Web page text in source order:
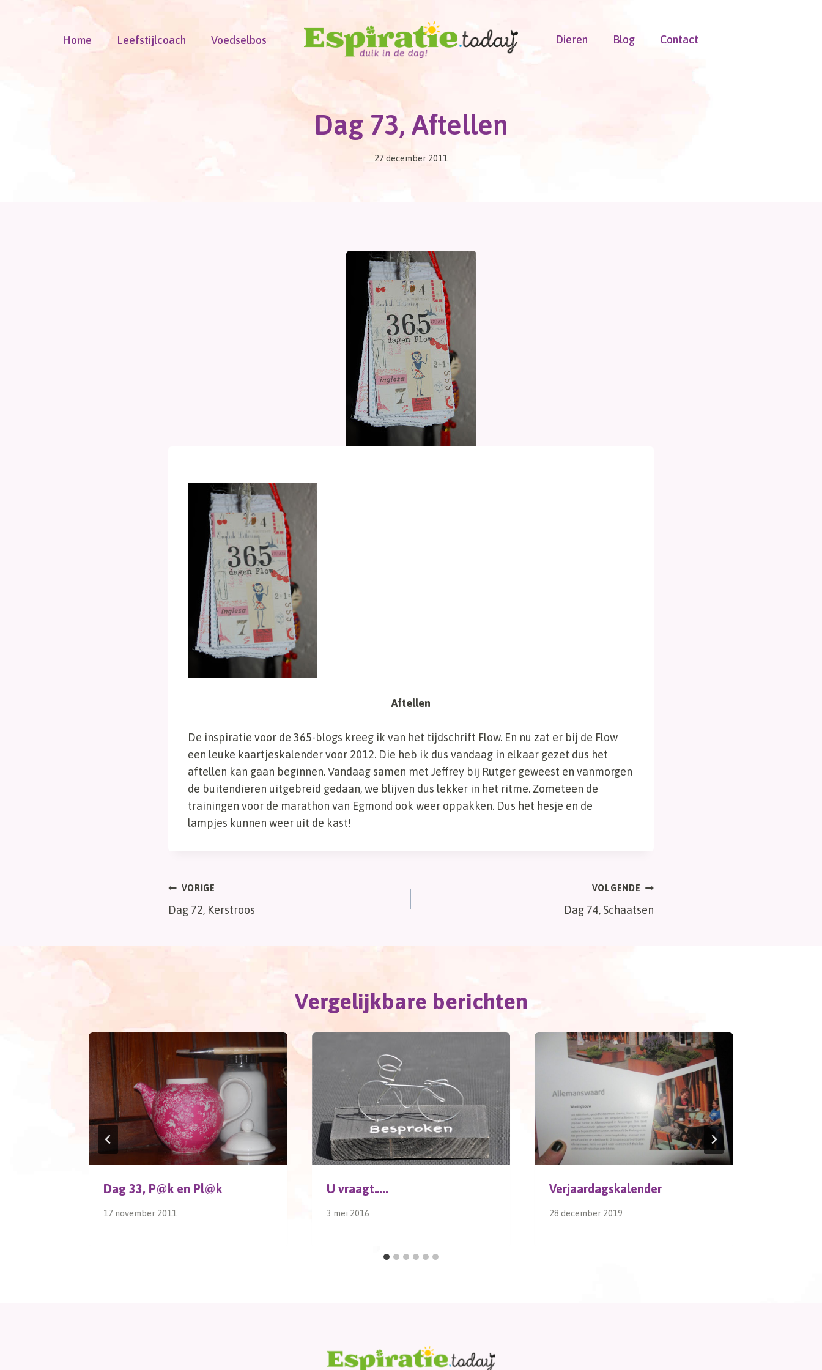
Home Leefstijlcoach Voedselbos Dieren Blog Contact
Dag 73, Aftellen
27 december 2011
Aftellen
De inspiratie voor de 365-blogs kreeg ik van het tijdschrift Flow. En nu zat er bij de Flow
een leuke kaartjeskalender voor 2012. Die heb ik dus vandaag in elkaar gezet dus het
aftellen kan gaan beginnen. Vandaag samen met Jeffrey bij Rutger geweest en vanmorgen
de buitendieren uitgebreid gedaan, we blijven dus lekker in het ritme. Zometeen de
trainingen voor de marathon van Egmond ook weer oppakken. Dus het hesje en de
lampjes kunnen weer uit de kast!
Bericht
VORIGE
Dag 72, Kerstroos
VOLGENDE
Dag 74, Schaatsen
Vergelijkbare berichten
Dag 33, P@k en Pl@k
17 november 2011
U vraagt…..
3 mei 2016
Verjaardagskalender
28 december 2019